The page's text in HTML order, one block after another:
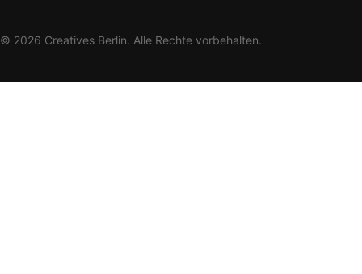
© 2026 Creatives Berlin. Alle Rechte vorbehalten.